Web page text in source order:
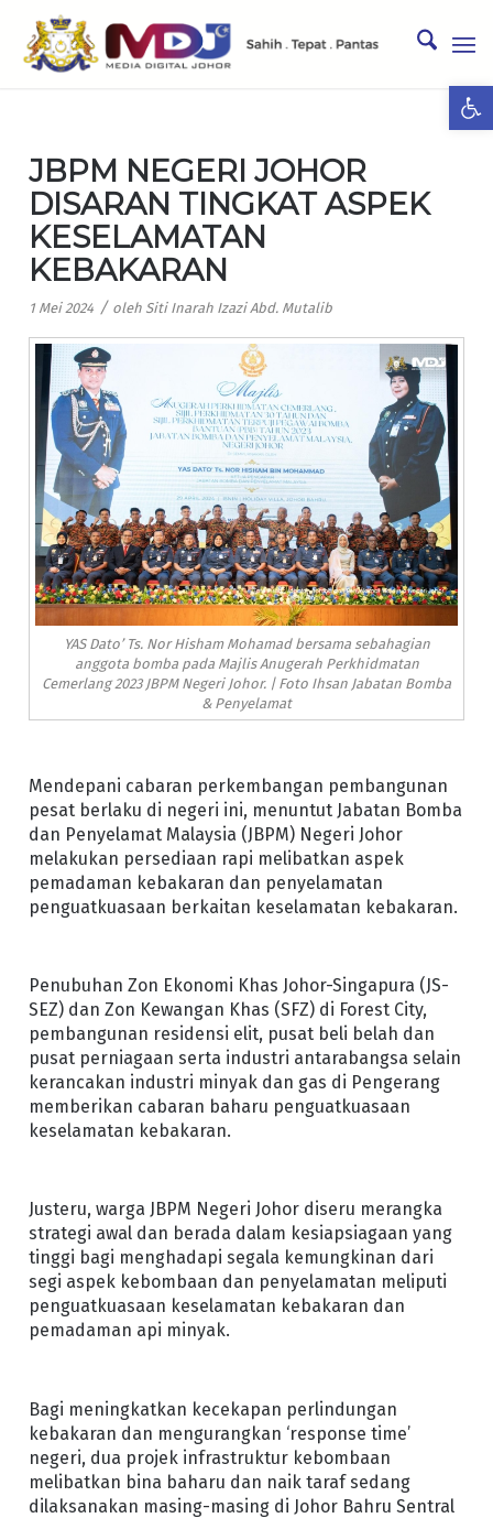
JBPM NEGERI JOHOR
DISARAN TINGKAT ASPEK
KESELAMATAN
KEBAKARAN
1 Mei 2024 / oleh Siti Inarah Izazi Abd. Mutalib
YAS Dato’ Ts. Nor Hisham Mohamad bersama sebahagian
anggota bomba pada Majlis Anugerah Perkhidmatan
Cemerlang 2023 JBPM Negeri Johor. | Foto Ihsan Jabatan Bomba
& Penyelamat
Mendepani cabaran perkembangan pembangunan
pesat berlaku di negeri ini, menuntut Jabatan Bomba
dan Penyelamat Malaysia (JBPM) Negeri Johor
melakukan persediaan rapi melibatkan aspek
pemadaman kebakaran dan penyelamatan
penguatkuasaan berkaitan keselamatan kebakaran.
Penubuhan Zon Ekonomi Khas Johor-Singapura (JS-
SEZ) dan Zon Kewangan Khas (SFZ) di Forest City,
pembangunan residensi elit, pusat beli belah dan
pusat perniagaan serta industri antarabangsa selain
kerancakan industri minyak dan gas di Pengerang
memberikan cabaran baharu penguatkuasaan
keselamatan kebakaran.
Justeru, warga JBPM Negeri Johor diseru merangka
strategi awal dan berada dalam kesiapsiagaan yang
tinggi bagi menghadapi segala kemungkinan dari
segi aspek kebombaan dan penyelamatan meliputi
penguatkuasaan keselamatan kebakaran dan
pemadaman api minyak.
Bagi meningkatkan kecekapan perlindungan
kebakaran dan mengurangkan ‘response time’
negeri, dua projek infrastruktur kebombaan
melibatkan bina baharu dan naik taraf sedang
dilaksanakan masing-masing di Johor Bahru Sentral